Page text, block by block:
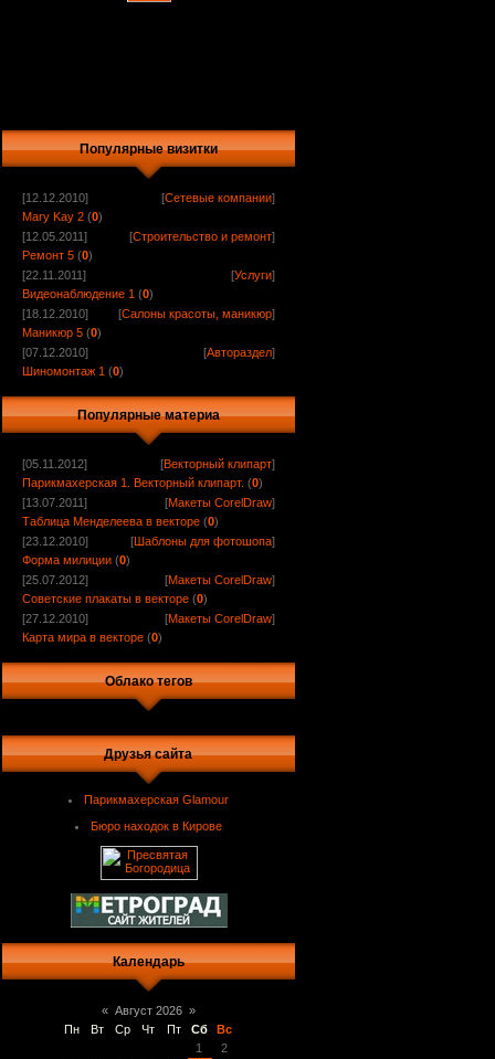
Популярные визитки
[12.12.2010] [Сетевые компании]
Mary Kay 2 (0)
[12.05.2011]
[Строительство и ремонт]
Ремонт 5 (0)
[22.11.2011]
[Услуги]
Видеонаблюдение 1 (0)
[18.12.2010]
[Салоны красоты, маникюр]
Маникюр 5 (0)
[07.12.2010]
[Автораздел]
Шиномонтаж 1 (0)
Популярные материа
[05.11.2012] [Векторный клипарт]
Парикмахерская 1. Векторный клипарт. (0)
[13.07.2011]
[Макеты CorelDraw]
Таблица Менделеева в векторе (0)
[23.12.2010]
[Шаблоны для фотошопа]
Форма милиции (0)
[25.07.2012]
[Макеты CorelDraw]
Советские плакаты в векторе (0)
[27.12.2010]
[Макеты CorelDraw]
Карта мира в векторе (0)
Облако тегов
Друзья сайта
Парикмахерская Glamour
Бюро находок в Кирове
Календарь
« Август 2026 »
Пн
Вт Ср Чт Пт Сб
Вс
1
2